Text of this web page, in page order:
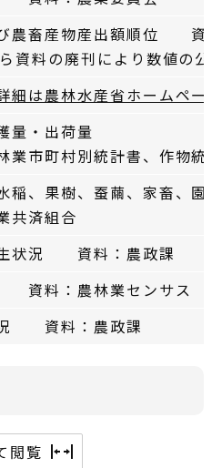
農畜産物産出額順位 資
資料の廃刊により数値の公
細は農林水産省ホームペー
量・出荷量
業市町村別統計書、作物統
稲、果樹、蚕繭、家畜、園
共済組合
生状況 資料：農政課
資料：農林業センサス
況 資料：農政課
閲覧